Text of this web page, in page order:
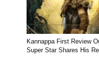
Kannappa First Review
Super Star Shares His